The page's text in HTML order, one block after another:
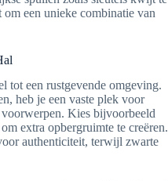
een unieke combinatie van
tot een rustgevende omgeving.
heb je een vaste plek voor
voorwerpen. Kies bijvoorbeeld
extra opbergruimte te creëren.
authenticiteit, terwijl zwarte